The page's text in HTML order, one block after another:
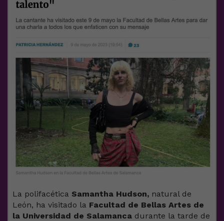
La polifacética Samantha Hudson, natural de
León, ha visitado la Facultad de Bellas Artes de
la Universidad de Salamanca durante la tarde de